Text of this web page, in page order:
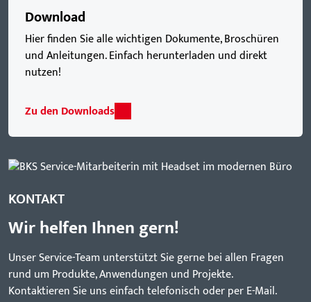
Download
Hier finden Sie alle wichtigen Dokumente, Broschüren
und Anleitungen. Einfach herunterladen und direkt
nutzen!
Zu den Downloads
KONTAKT
Wir helfen Ihnen gern!
Unser Service-Team unterstützt Sie gerne bei allen Fragen
rund um Produkte, Anwendungen und Projekte.
Kontaktieren Sie uns einfach telefonisch oder per E-Mail.